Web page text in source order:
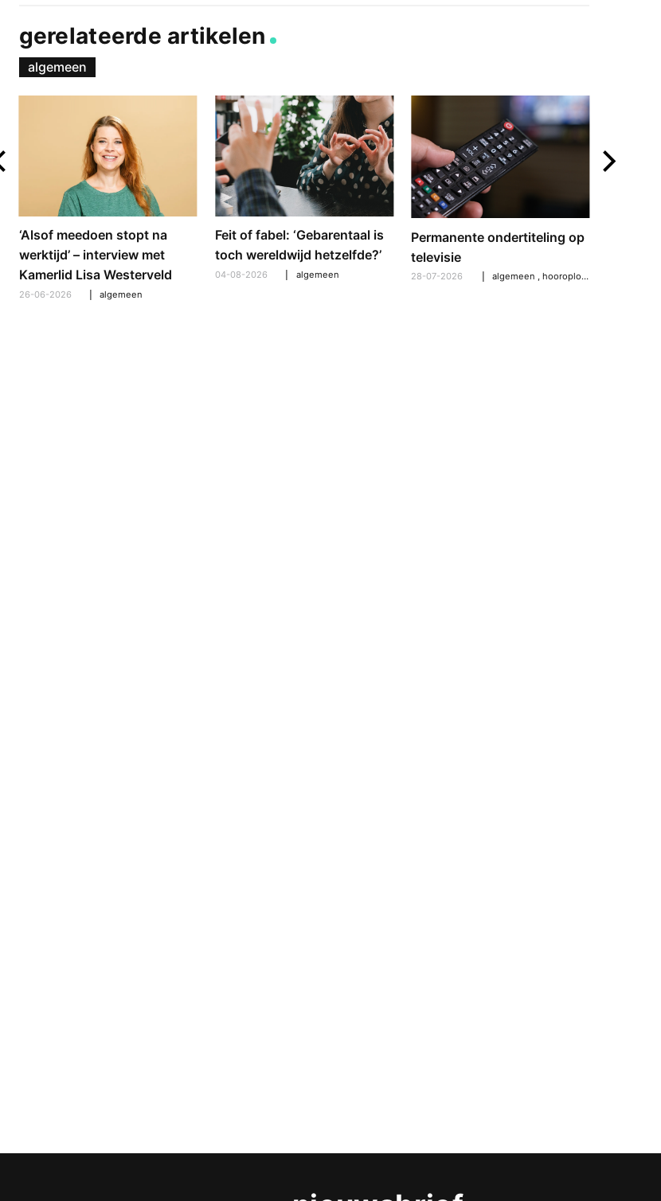
gerelateerde artikelen
algemeen
Feit of fabel: ‘Gebarentaal is
toch wereldwijd hetzelfde?’
04-08-2026 algemeen
Permanente ondertiteling op
televisie
28-07-2026 algemeen ,hooroplossingen
‘Alsof meedoen stopt na
werktijd’ – interview met
Kamerlid Lisa Westerveld
26-06-2026 algemeen